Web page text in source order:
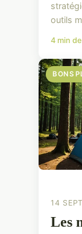
outils
4 min
BONS
14
Les